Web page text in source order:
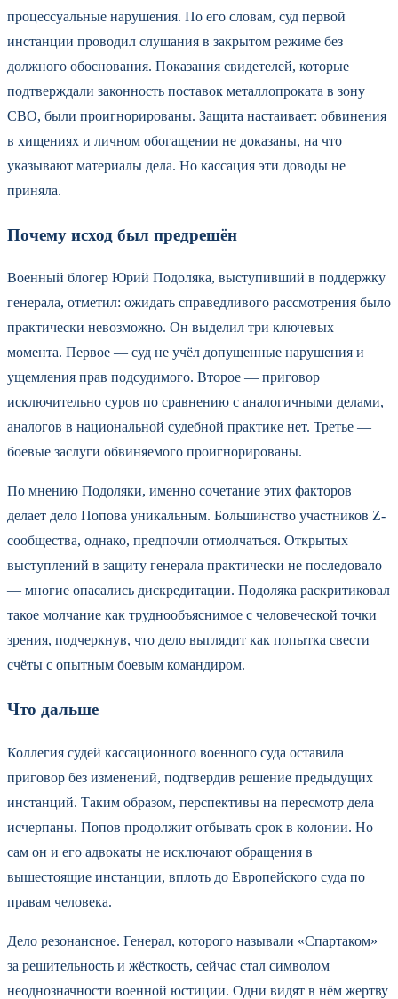
процессуальные нарушения. По его словам, суд первой
инстанции проводил слушания в закрытом режиме без
должного обоснования. Показания свидетелей, которые
подтверждали законность поставок металлопроката в зону
СВО, были проигнорированы. Защита настаивает: обвинения
в хищениях и личном обогащении не доказаны, на что
указывают материалы дела. Но кассация эти доводы не
приняла.
Почему исход был предрешён
Военный блогер Юрий Подоляка, выступивший в поддержку
генерала, отметил: ожидать справедливого рассмотрения было
практически невозможно. Он выделил три ключевых
момента. Первое — суд не учёл допущенные нарушения и
ущемления прав подсудимого. Второе — приговор
исключительно суров по сравнению с аналогичными делами,
аналогов в национальной судебной практике нет. Третье —
боевые заслуги обвиняемого проигнорированы.
По мнению Подоляки, именно сочетание этих факторов
делает дело Попова уникальным. Большинство участников Z-
сообщества, однако, предпочли отмолчаться. Открытых
выступлений в защиту генерала практически не последовало
— многие опасались дискредитации. Подоляка раскритиковал
такое молчание как труднообъяснимое с человеческой точки
зрения, подчеркнув, что дело выглядит как попытка свести
счёты с опытным боевым командиром.
Что дальше
Коллегия судей кассационного военного суда оставила
приговор без изменений, подтвердив решение предыдущих
инстанций. Таким образом, перспективы на пересмотр дела
исчерпаны. Попов продолжит отбывать срок в колонии. Но
сам он и его адвокаты не исключают обращения в
вышестоящие инстанции, вплоть до Европейского суда по
правам человека.
Дело резонансное. Генерал, которого называли «Спартаком»
за решительность и жёсткость, сейчас стал символом
неоднозначности военной юстиции. Одни видят в нём жертву